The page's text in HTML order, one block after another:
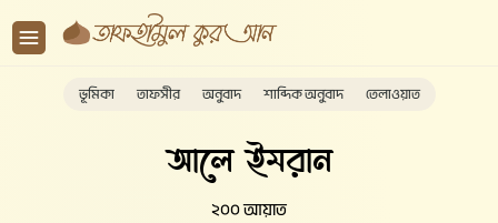
ভূমিকা তাফসীর অনুবাদ শাব্দিক অনুবাদ তেলাওয়াত
আলে ইমরান
২০০ আয়াত